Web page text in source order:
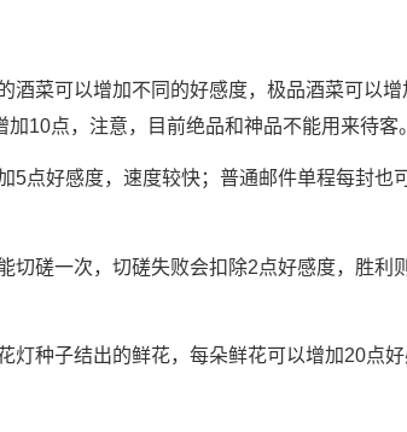
酒菜可以增加不同的好感度，极品酒菜可以增
10点，注意，目前绝品和神品不能用来待客
5点好感度，速度较快；普通邮件单程每封也
切磋一次，切磋失败会扣除2点好感度，胜利
灯种子结出的鲜花，每朵鲜花可以增加20点